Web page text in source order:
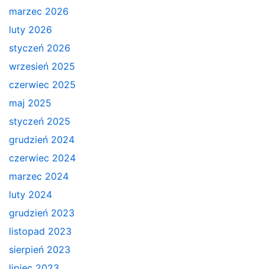
marzec 2026
luty 2026
styczeń 2026
wrzesień 2025
czerwiec 2025
maj 2025
styczeń 2025
grudzień 2024
czerwiec 2024
marzec 2024
luty 2024
grudzień 2023
listopad 2023
sierpień 2023